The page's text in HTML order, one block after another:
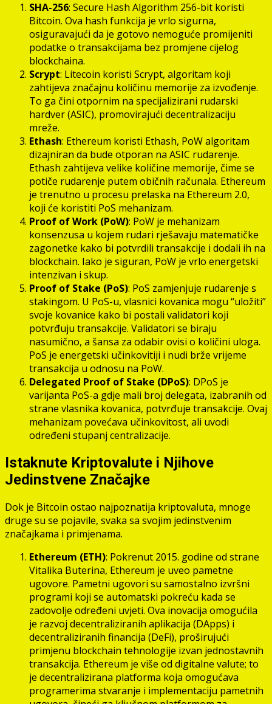
SHA-256: Secure Hash Algorithm 256-bit koristi
Bitcoin. Ova hash funkcija je vrlo sigurna,
osiguravajući da je gotovo nemoguće promijeniti
podatke o transakcijama bez promjene cijelog
blockchaina.
Scrypt: Litecoin koristi Scrypt, algoritam koji
zahtijeva značajnu količinu memorije za izvođenje.
To ga čini otpornim na specijalizirani rudarski
hardver (ASIC), promovirajući decentralizaciju
mreže.
Ethash: Ethereum koristi Ethash, PoW algoritam
dizajniran da bude otporan na ASIC rudarenje.
Ethash zahtijeva velike količine memorije, čime se
potiče rudarenje putem običnih računala. Ethereum
je trenutno u procesu prelaska na Ethereum 2.0,
koji će koristiti PoS mehanizam.
Proof of Work (PoW): PoW je mehanizam
konsenzusa u kojem rudari rješavaju matematičke
zagonetke kako bi potvrdili transakcije i dodali ih na
blockchain. Iako je siguran, PoW je vrlo energetski
intenzivan i skup.
Proof of Stake (PoS): PoS zamjenjuje rudarenje s
stakingom. U PoS-u, vlasnici kovanica mogu “uložiti”
svoje kovanice kako bi postali validatori koji
potvrđuju transakcije. Validatori se biraju
nasumično, a šansa za odabir ovisi o količini uloga.
PoS je energetski učinkovitiji i nudi brže vrijeme
transakcija u odnosu na PoW.
Delegated Proof of Stake (DPoS): DPoS je
varijanta PoS-a gdje mali broj delegata, izabranih od
strane vlasnika kovanica, potvrđuje transakcije. Ovaj
mehanizam povećava učinkovitost, ali uvodi
određeni stupanj centralizacije.
Istaknute Kriptovalute i Njihove
Jedinstvene Značajke
Dok je Bitcoin ostao najpoznatija kriptovaluta, mnoge
druge su se pojavile, svaka sa svojim jedinstvenim
značajkama i primjenama.
Ethereum (ETH): Pokrenut 2015. godine od strane
Vitalika Buterina, Ethereum je uveo pametne
ugovore. Pametni ugovori su samostalno izvršni
programi koji se automatski pokreću kada se
zadovolje određeni uvjeti. Ova inovacija omogućila
je razvoj decentraliziranih aplikacija (DApps) i
decentraliziranih financija (DeFi), proširujući
primjenu blockchain tehnologije izvan jednostavnih
transakcija. Ethereum je više od digitalne valute; to
je decentralizirana platforma koja omogućava
programerima stvaranje i implementaciju pametnih